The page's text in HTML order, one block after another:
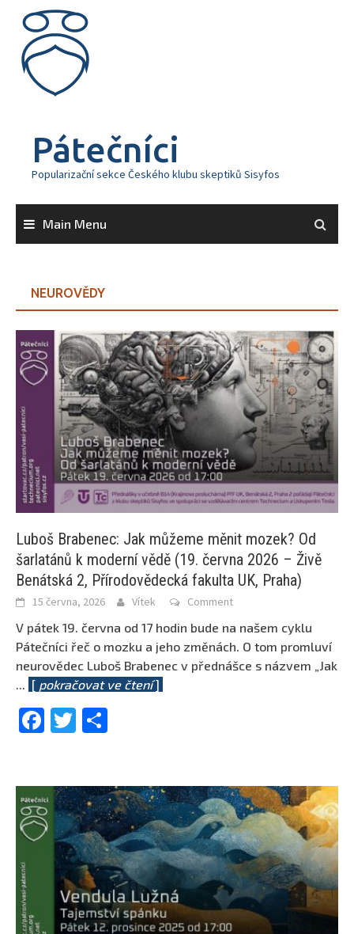
content
Pátečníci
Popularizační sekce Českého klubu skeptiků Sisyfos
Main Menu
NEUROVĚDY
Luboš Brabenec: Jak můžeme měnit mozek? Od
šarlatánů k moderní vědě (19. června 2026 – Živě
Benátská 2, Přírodovědecká fakulta UK, Praha)
15 června, 2026 Vítek Comment
V pátek 19. června od 17 hodin bude na našem cyklu
Pátečníci řeč o mozku a jeho změnách. O tom promluví
neurovědec Luboš Brabenec v přednášce s názvem „Jak
... [ pokračovat ve čtení]
Facebook
Twitter